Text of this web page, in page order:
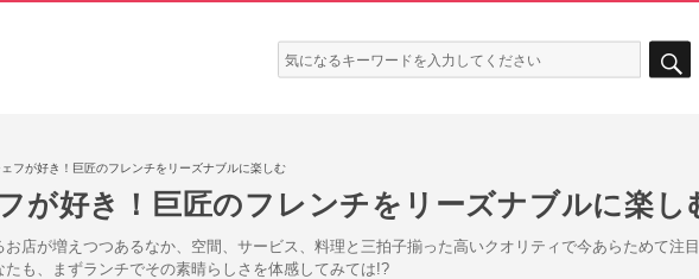
検
索:
フが好き！巨匠のフレンチをリーズナブルに楽しむ
が好き！巨匠のフレンチをリーズナブルに楽し
店が増えつつあるなか、空間、サービス、料理と三拍子揃った高いクオリティで今あらためて注
も、まずランチでその素晴らしさを体感してみては!?